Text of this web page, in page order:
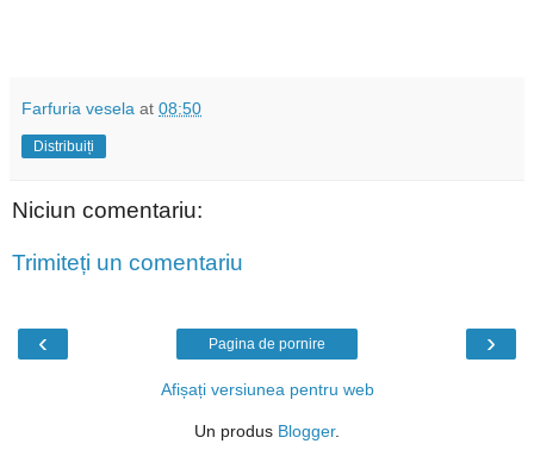
Farfuria vesela at 08:50
Distribuiți
Niciun comentariu:
Trimiteți un comentariu
‹ ›
Pagina de pornire
Afișați versiunea pentru web
Un produs Blogger.